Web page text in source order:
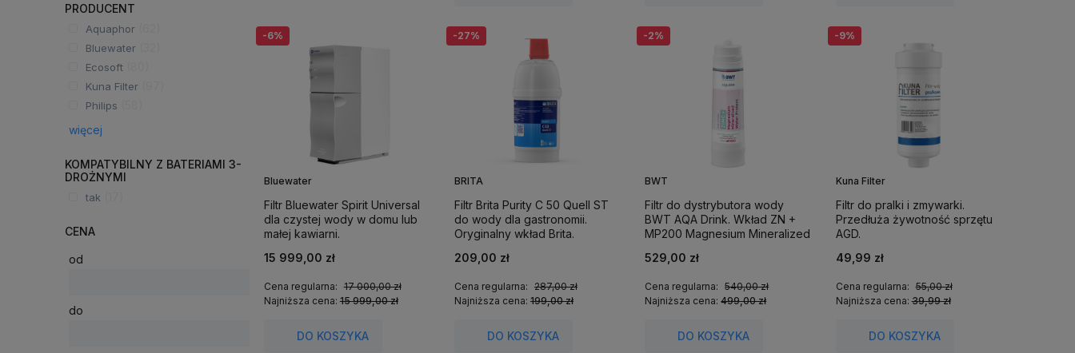
PRODUCENT
Aquaphor
Bluewater
Ecosoft
Kuna Filter
Philips
więcej
KOMPATYBILNY Z BATERIAMI 3-
DROŻNYMI
tak
CENA
od
do
Bluewater
Filtr Bluewater Spirit Universal
dla czystej wody w domu lub
małej kawiarni.
15 999,00 zł
Cena regularna: 17 000,00 zł
Najniższa cena:15 999,00 zł
DO KOSZYKA
-6%
BRITA
Filtr Brita Purity C 50 Quell ST
do wody dla gastronomii.
Oryginalny wkład Brita.
209,00 zł
Cena regularna:
287,00 zł
Najniższa cena:199,00 zł
DO KOSZYKA
-27%
BWT
Filtr do dystrybutora wody
BWT AQA Drink. Wkład ZN +
MP200 Magnesium Mineralized
529,00 zł
Cena regularna:
540,00 zł
Najniższa cena:499,00 zł
DO KOSZYKA
-2%
Kuna Filter
Filtr do pralki i zmywarki.
Przedłuża żywotność sprzętu
AGD.
49,99 zł
Cena regularna: 55,00 zł
Najniższa cena:39,99 zł
DO KOSZYKA
-9%